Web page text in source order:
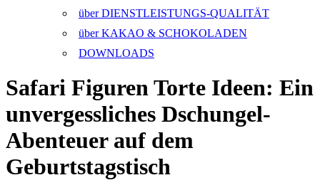
über DIENSTLEISTUNGS-QUALITÄT
über KAKAO & SCHOKOLADEN
DOWNLOADS
Safari Figuren Torte Ideen: Ein
unvergessliches Dschungel-
Abenteuer auf dem
Geburtstagstisch